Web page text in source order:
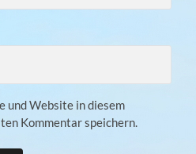
und Website in diesem
Kommentar speichern.